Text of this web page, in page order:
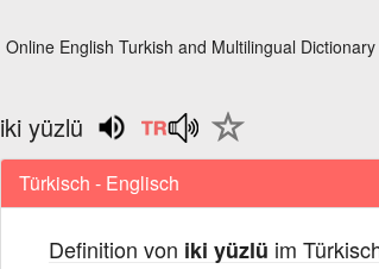
Online English Turkish and Multilingual
iki yüzlü
Türkisch - Englisch
Definition von iki yüzlü im